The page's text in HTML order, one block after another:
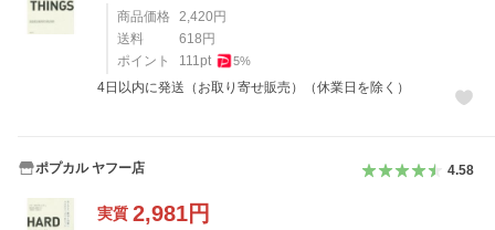
商品価格 2,420 円
送料
618 円
ポイント
111pt 5%
4日以内に発送（お取り寄せ販売）（休業日を除く）
ポプカル ヤフー店 4.58
実質 2,981円